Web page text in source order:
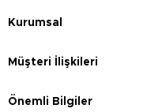
Kurumsal
Müşteri İlişkileri
Önemli Bilgiler